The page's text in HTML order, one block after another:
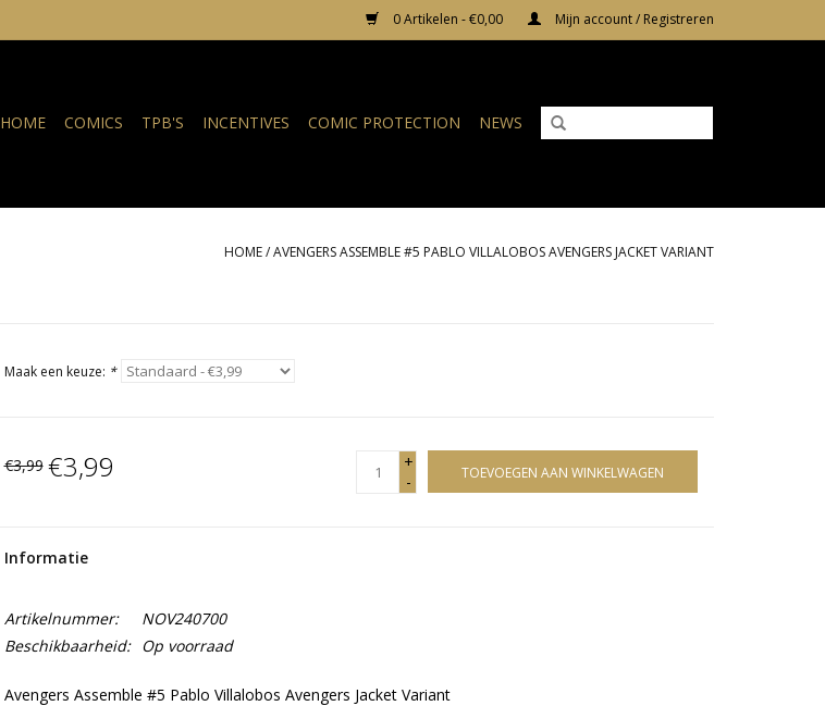
0 Artikelen - €0,00 Mijn account / Registreren
HOME COMICS TPB'S INCENTIVES COMIC PROTECTION NEWS
HOME/AVENGERS ASSEMBLE #5 PABLO VILLALOBOS AVENGERS JACKET VARIANT
Maak een keuze: *
€3,99 €3,99
+
-
TOEVOEGEN AAN WINKELWAGEN
Informatie
Artikelnummer:
NOV240700
Beschikbaarheid:
Op voorraad
Avengers Assemble #5 Pablo Villalobos Avengers Jacket Variant